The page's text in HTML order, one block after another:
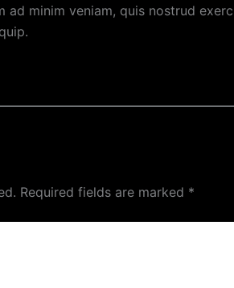
ad minim veniam, quis nostrud
Required fields are marked *